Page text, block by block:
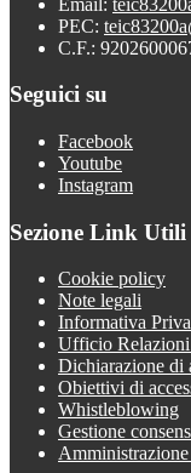
PEC:
C.F.:
Seguici su
Facebook
Youtube
Instagram
Sezione Link Utili
Cookie policy
Note legali
Informativa
Ufficio
Dichiarazione di
Obiettivi di
Whistleblowing
Gestione
Amministrazione